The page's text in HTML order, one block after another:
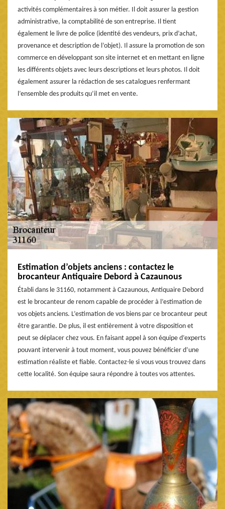
activités complémentaires à son métier. Il doit assurer la gestion
administrative, la comptabilité de son entreprise. Il tient
également le livre de police (identité des vendeurs, prix d’achat,
provenance et description de l’objet). Il assure la promotion de son
commerce en développant son site internet et en mettant en ligne
les différents objets avec leurs descriptions et leurs photos. Il doit
également assurer la rédaction de ses catalogues renfermant
l’ensemble des produits qu’il met en vente.
Estimation d’objets anciens : contactez le
brocanteur Antiquaire Debord à Cazaunous
Établi dans le 31160, notamment à Cazaunous, Antiquaire Debord
est le brocanteur de renom capable de procéder à l’estimation de
vos objets anciens. L’estimation de vos biens par ce brocanteur peut
être garantie. De plus, il est entièrement à votre disposition et
peut se déplacer chez vous. En faisant appel à son équipe d’experts
pouvant intervenir à tout moment, vous pouvez bénéficier d’une
estimation réaliste et fiable. Contactez-le si vous vous trouvez dans
cette localité. Son équipe saura répondre à toutes vos attentes.